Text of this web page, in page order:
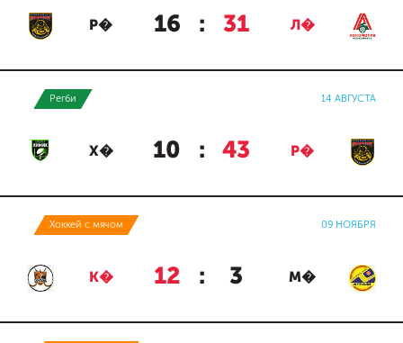
Р� 16 : 31 Л�
Регби 14 АВГУСТА
Х� 10 : 43 Р�
Хоккей с мячом 09 НОЯБРЯ
К� 12 : 3 М�